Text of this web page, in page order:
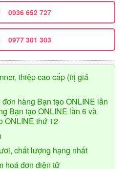
0936 652 727
0977 301 303
thiệp cao cấp (trị giá
hàng Bạn tạo ONLINE lần
Bạn tạo ONLINE lần 6 và
ONLINE thứ 12
chất lượng hạng nhất
hoá đơn điện tử